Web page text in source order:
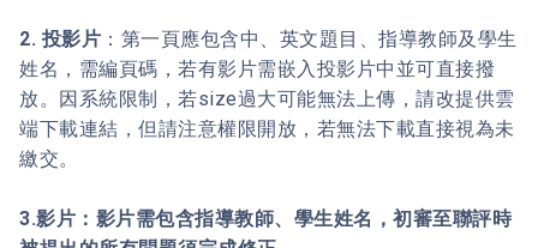
2. 投影片 ：第一頁應包含中、英文題目、指導教師及學生
姓名，需編頁碼，若有影片需嵌入投影片中並可直接撥
放。因系統限制，若size過大可能無法上傳，請改提供雲
端下載連結，但請注意權限開放，若無法下載直接視為未
繳交。
3.影片：影片需包含指導教師、學生姓名，初審至聯評時